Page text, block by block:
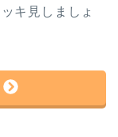
キ見しましょ